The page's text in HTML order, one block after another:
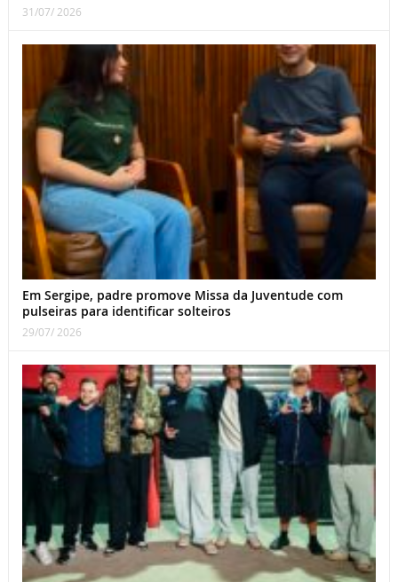
31/07/ 2026
Em Sergipe, padre promove Missa da Juventude com
pulseiras para identificar solteiros
29/07/ 2026